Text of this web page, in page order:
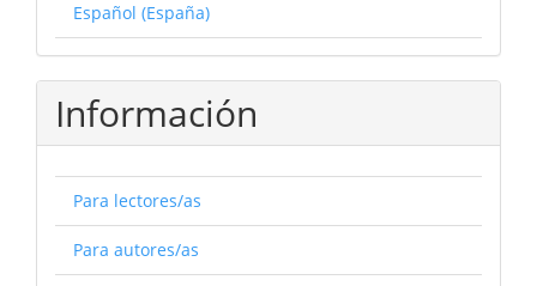
Español (España)
Información
Para lectores/as
Para autores/as